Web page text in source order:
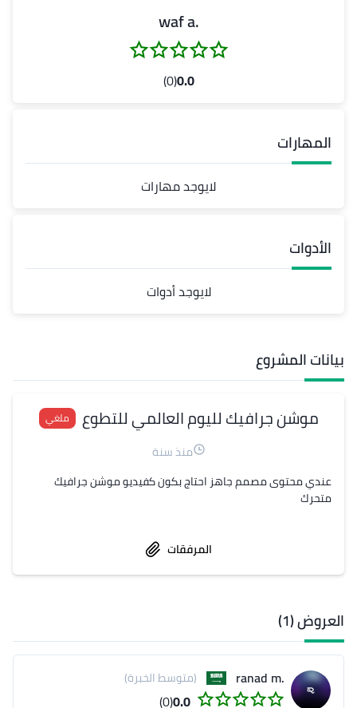
.waf a
0.0
(0)
المهارات
لايوجد مهارات
الأدوات
لايوجد أدوات
بيانات المشروع
موشن جرافيك لليوم العالمي للتطوع ملغي
منذ سنة
متحرك
المرفقات
العروض (1)
.ranad m (متوسط الخبرة)
0.0
(0)